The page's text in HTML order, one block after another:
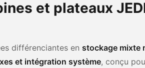
et plateaux
différenciantes en stockage mixte
et intégration système, conçu